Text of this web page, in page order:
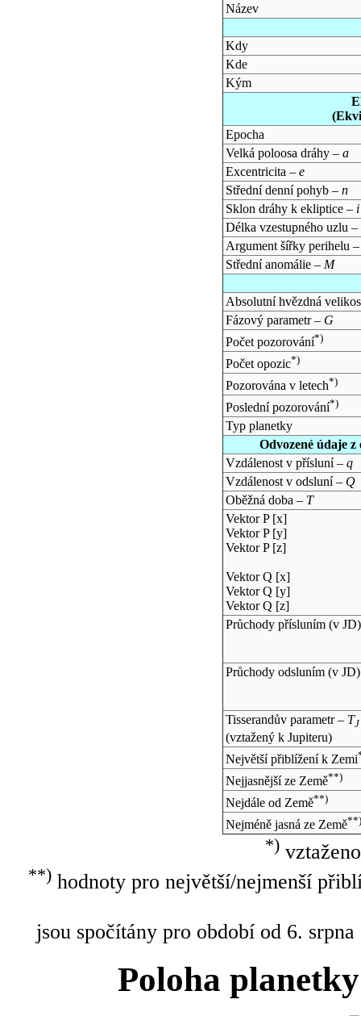
Název
Kdy
Kde
Kým
Epocha
Velká poloosa dráhy – a
Excentricita – e
Střední denní pohyb – n
Sklon dráhy k ekliptice – i
Délka vzestupného uzlu –
Argument šířky perihelu
Střední anomálie – M
Absolutní hvězdná
Fázový parametr – G
Počet pozorování*)
Počet opozic*)
Pozorována v letech*)
Poslední pozorování*)
Typ planetky
Odvozené údaje
Vzdálenost v přísluní – q
Vzdálenost v odsluní – Q
Oběžná doba – T
Vektor P [x]
Vektor P [y]
Vektor P [z]
Vektor Q [x]
Vektor Q [y]
Vektor Q [z]
Průchody přísluním (v JD)
Průchody odsluním (v JD)
Tisserandův parametr – TJ
(vztažený k Jupiteru)
Největší přiblížení k Zemi
Nejjasnější ze Země**)
Nejdále od Země**)
Nejméně jasná ze Země**)
*)
**)hodnoty pro největší/nejmenší
jsou spočítány pro období od 6.
Poloha